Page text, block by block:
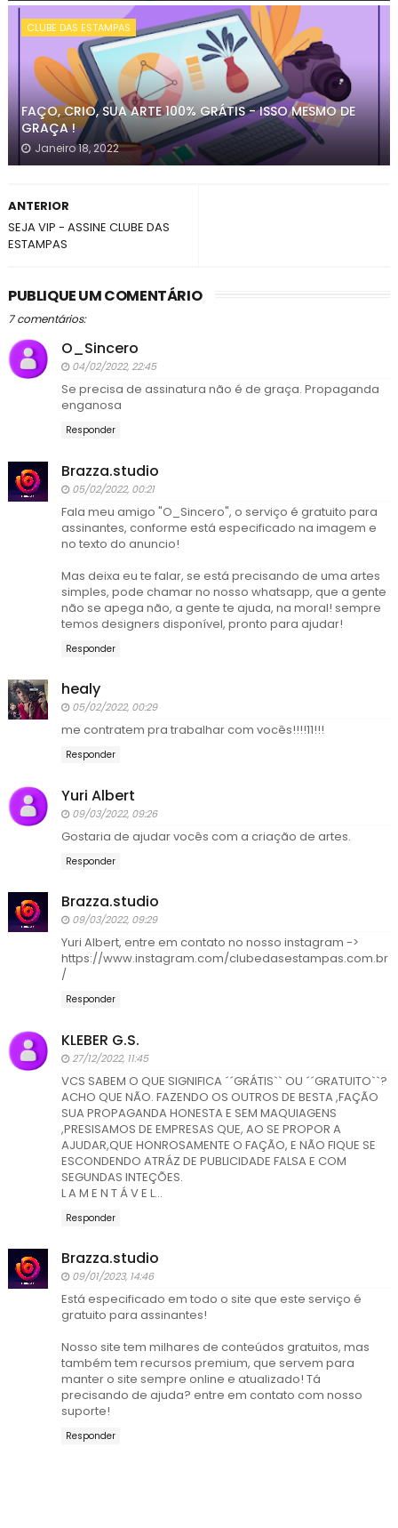
CLUBE DAS ESTAMPAS
FAÇO, CRIO, SUA ARTE 100% GRÁTIS - ISSO MESMO DE
GRAÇA !
Janeiro 18, 2022
ANTERIOR
SEJA VIP - ASSINE CLUBE DAS
ESTAMPAS
PUBLIQUE UM COMENTÁRIO
7 comentários:
O_Sincero
04/02/2022, 22:45
Se precisa de assinatura não é de graça. Propaganda
enganosa
Responder
Brazza.studio
05/02/2022, 00:21
Fala meu amigo "O_Sincero", o serviço é gratuito para
assinantes, conforme está especificado na imagem e
no texto do anuncio!
Mas deixa eu te falar, se está precisando de uma artes
simples, pode chamar no nosso whatsapp, que a gente
não se apega não, a gente te ajuda, na moral! sempre
temos designers disponível, pronto para ajudar!
Responder
healy
05/02/2022, 00:29
me contratem pra trabalhar com vocês!!!!11!!!
Responder
Yuri Albert
09/03/2022, 09:26
Gostaria de ajudar vocês com a criação de artes.
Responder
Brazza.studio
09/03/2022, 09:29
Yuri Albert, entre em contato no nosso instagram ->
https://www.instagram.com/clubedasestampas.com.br
/
Responder
KLEBER G.S.
27/12/2022, 11:45
VCS SABEM O QUE SIGNIFICA ´´GRÁTIS`` OU ´´GRATUITO``?
ACHO QUE NÃO. FAZENDO OS OUTROS DE BESTA ,FAÇÃO
SUA PROPAGANDA HONESTA E SEM MAQUIAGENS
,PRESISAMOS DE EMPRESAS QUE, AO SE PROPOR A
AJUDAR,QUE HONROSAMENTE O FAÇÃO, E NÃO FIQUE SE
ESCONDENDO ATRÁZ DE PUBLICIDADE FALSA E COM
SEGUNDAS INTEÇÕES.
L A M E N T Á V E L...
Responder
Brazza.studio
09/01/2023, 14:46
Está especificado em todo o site que este serviço é
gratuito para assinantes!
Nosso site tem milhares de conteúdos gratuitos, mas
também tem recursos premium, que servem para
manter o site sempre online e atualizado! Tá
precisando de ajuda? entre em contato com nosso
suporte!
Responder